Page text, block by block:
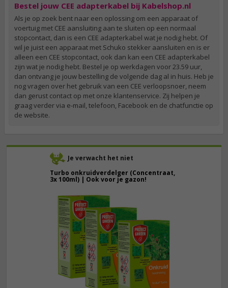
Je verwacht het niet
Turbo onkruidverdelger (Concentraat,
3x 100ml) | Ook voor je gazon!
Bestel jouw CEE adapterkabel bij Kabelshop.nl
Als je op zoek bent naar een oplossing om een apparaat of
voertuig met CEE aansluiting aan te sluiten op een normaal
stopcontact, dan is een CEE adapterkabel wat je nodig hebt. Of
wil je juist een apparaat met Schuko stekker aansluiten en is er
alleen een CEE stopcontact, ook dan kan een CEE adapterkabel
zijn wat je nodig hebt. Bestel je op werkdagen voor 23.59 uur,
dan ontvang je jouw bestelling de volgende dag al in huis. Heb je
nog vragen over het gebruik van een CEE verloopsnoer, neem
dan gerust contact op met onze klantenservice. Zij helpen je
graag verder via e-mail, telefoon, Facebook en de chatfunctie op
de website.